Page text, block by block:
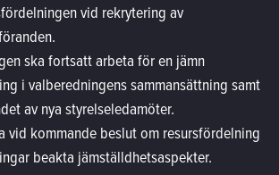
vid rekrytering av
ska fortsatt arbeta för en jämn
i valberedningens sammansättning samt
av nya styrelseledamöter.
vid kommande beslut om resursfördelning
beakta jämställdhetsaspekter.